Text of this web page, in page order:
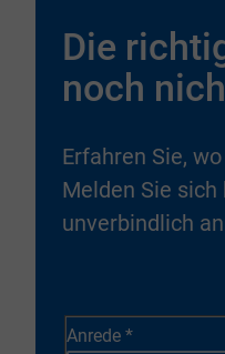
Die
noch
Erfahren Sie,
Melden Sie
unverbindlich
Anrede *